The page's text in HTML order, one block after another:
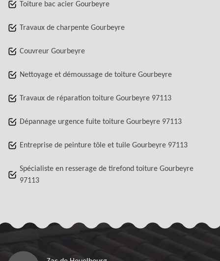
Toiture bac acier Gourbeyre
Travaux de charpente Gourbeyre
Couvreur Gourbeyre
Nettoyage et démoussage de toiture Gourbeyre
Travaux de réparation toiture Gourbeyre 97113
Dépannage urgence fuite toiture Gourbeyre 97113
Entreprise de peinture tôle et tuile Gourbeyre 97113
Spécialiste en resserage de tirefond toiture Gourbeyre
97113